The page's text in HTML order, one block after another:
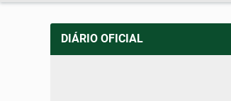
DIÁRIO OFICIAL